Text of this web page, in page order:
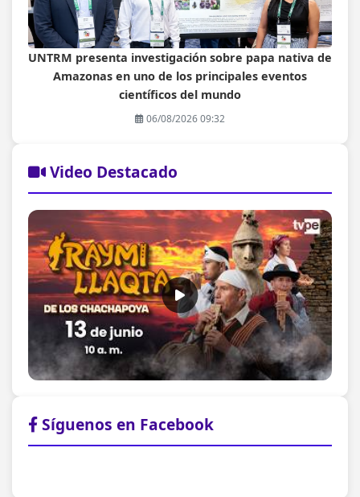
UNTRM presenta investigación sobre papa nativa de
Amazonas en uno de los principales eventos
científicos del mundo
06/08/2026 09:32
Video Destacado
Síguenos en Facebook